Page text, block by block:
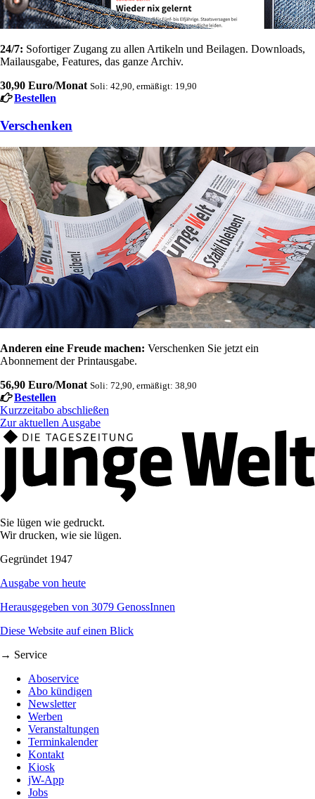
24/7: Sofortiger Zugang zu allen Artikeln und Beilagen. Downloads,
Mailausgabe, Features, das ganze Archiv.
30,90 Euro/Monat Soli: 42,90, ermäßigt: 19,90
Bestellen
Verschenken
Anderen eine Freude machen: Verschenken Sie jetzt ein
Abonnement der Printausgabe.
56,90 Euro/Monat Soli: 72,90, ermäßigt: 38,90
Bestellen
Kurzzeitabo abschließen
Zur aktuellen Ausgabe
Sie lügen wie gedruckt.
Wir drucken, wie sie lügen.
Gegründet 1947
Ausgabe von heute
Herausgegeben von 3079 GenossInnen
Diese Website auf einen Blick
→ Service
Aboservice
Abo kündigen
Newsletter
Werben
Veranstaltungen
Terminkalender
Kontakt
Kiosk
jW-App
Jobs